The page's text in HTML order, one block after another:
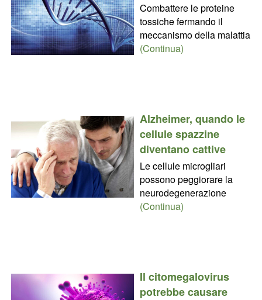
Combattere le proteine
tossiche fermando il
meccanismo della malattia
(Continua)
Alzheimer, quando le
cellule spazzine
diventano cattive
Le cellule microgliari
possono peggiorare la
neurodegenerazione
(Continua)
Il citomegalovirus
potrebbe causare